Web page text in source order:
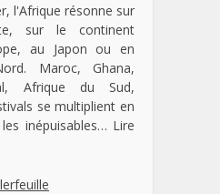
l'Afrique résonne sur
sur le continent
au Japon ou en
Maroc, Ghana,
Afrique du Sud,
se multiplient en
inépuisables… Lire